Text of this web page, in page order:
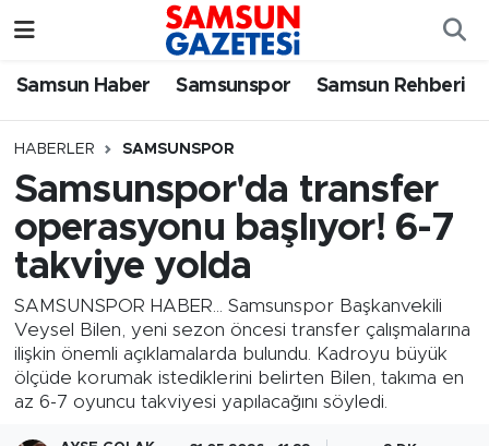
Samsun Haber Samsunspor Samsun Rehberi
HABERLER SAMSUNSPOR
Samsunspor'da transfer
operasyonu başlıyor! 6-7
takviye yolda
SAMSUNSPOR HABER... Samsunspor Başkanvekili
Veysel Bilen, yeni sezon öncesi transfer çalışmalarına
ilişkin önemli açıklamalarda bulundu. Kadroyu büyük
ölçüde korumak istediklerini belirten Bilen, takıma en
az 6-7 oyuncu takviyesi yapılacağını söyledi.
Samsun Haber
Samsun Rehberi
Resmi İlanlar
Samsun Nöbetçi Eczaneler
SAMSUN Namaz Vakitleri
Samsun Trafik Yoğunluk Haritası
Süper Lig Puan Durumu ve Fikstür
Tüm Manşetler
Son Dakika Haberleri